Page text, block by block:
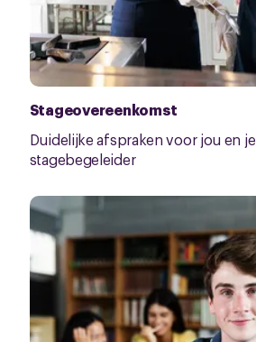
Stageovereenkomst
Duidelijke afspraken voor jou en je
stagebegeleider